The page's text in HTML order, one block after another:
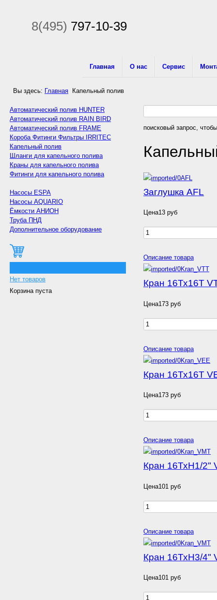
8(495) 797-10-39
Главная О нас Сервис
Вы здесь: Главная Капельный полив
Автоматический полив HUNTER
Автоматический полив RAIN BIRD
Автоматический полив FRAME
Короба Фитинги Фильтры IRRITEC
Капельный полив
Шланги для капельного полива
Краны для капельного полива
Фитинги для капельного полива
Насосы ESPA
Насосы AQUARIO
Ёмкости АНИОН
Труба ПНД
Дополнительное оборудование
Нет товаров
Корзина пуста
поисковый запрос,
Заглушка AFL
Цена13 руб
Описание товара
Кран 16Тх16T
Цена173 руб
Описание товара
Кран 16Тх16Т
Цена173 руб
Описание товара
Кран 16ТхН1/2"
Цена101 руб
Описание товара
Кран 16ТхН3/4"
Цена101 руб